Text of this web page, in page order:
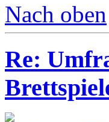
Nach oben
Re: